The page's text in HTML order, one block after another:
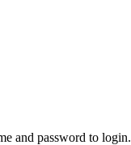
and password to login.